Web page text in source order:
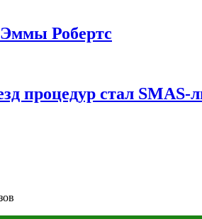
Робертс
процедур стал SMAS-